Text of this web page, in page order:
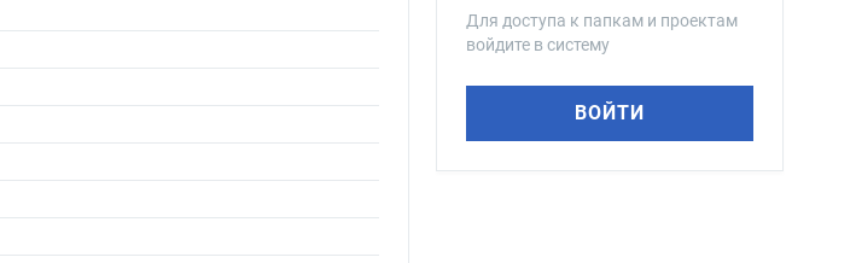
Для доступа к папкам и проектам
войдите в систему
ВОЙТИ